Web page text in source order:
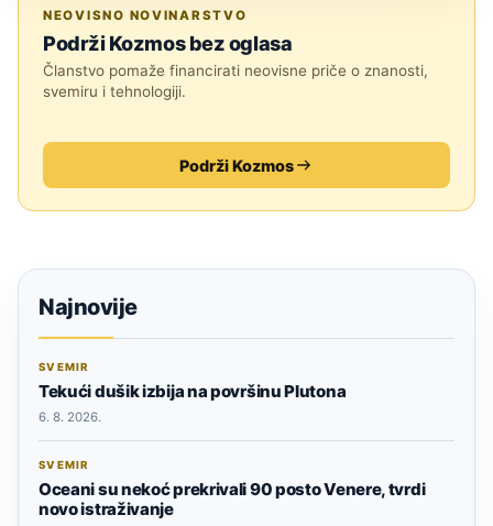
NEOVISNO NOVINARSTVO
Podrži Kozmos bez oglasa
Članstvo pomaže financirati neovisne priče o znanosti,
svemiru i tehnologiji.
Podrži Kozmos
Najnovije
SVEMIR
Tekući dušik izbija na površinu Plutona
6. 8. 2026.
SVEMIR
Oceani su nekoć prekrivali 90 posto Venere, tvrdi
novo istraživanje